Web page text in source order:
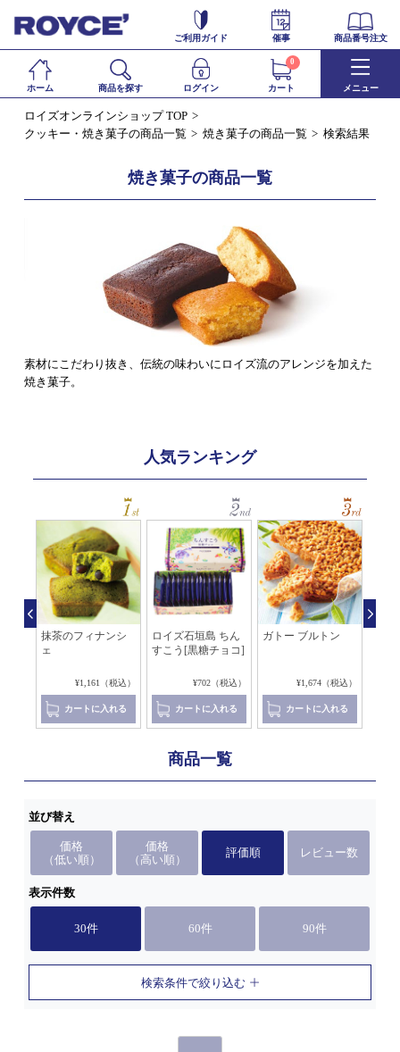
ご利用ガイド 催事 商品番号注文
ホーム 商品を探す ログイン カート
0
メニュー
ロイズオンラインショップ TOP
クッキー・焼き菓子の商品一覧
焼き菓子の商品一覧 検索結果
焼き菓子の商品一覧
素材にこだわり抜き、伝統の味わいにロイズ流のアレンジを加えた
焼き菓子。
人気ランキング
抹茶のフィナンシ
ェ
¥1,161（税込）
カートに入れる
ロイズ石垣島 ちん
すこう[黒糖チョコ]
¥702（税込）
カートに入れる
ガトー ブルトン
¥1,674（税込）
カートに入れる
商品一覧
並び替え
価格
（低い順）
価格
（高い順）
評価順 レビュー数
表示件数
30件 60件 90件
検索条件で絞り込む